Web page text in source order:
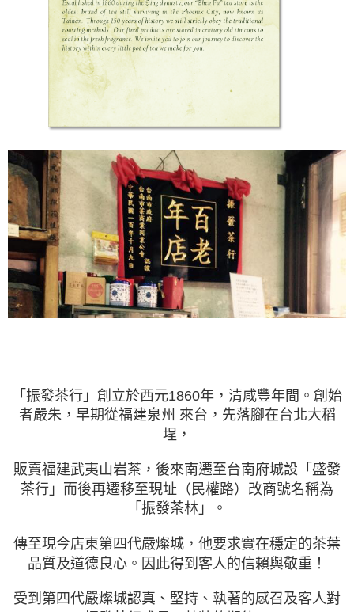
「振發茶行」創立於西元1860年，清咸豐年間。創始
者嚴朱，早期從福建泉州 來台，先落腳在台北大稻
埕，
販賣福建武夷山岩茶，後來南遷至台南府城設「盛發
茶行」而後再遷移至現址（民權路）改商號名稱為
「振發茶林」。
傳至現今店東第四代嚴燦城，他要求實在穩定的茶葉
品質及道德良心。因此得到客人的信賴與敬重！
受到第四代嚴燦城認真、堅持、執著的感召及客人對